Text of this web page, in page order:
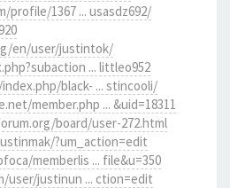
1367 ... usasdz692/
en/user/justintok/
... littleo952
black- ... stincooli/
member.php ... &uid=18311
board/user-272.html
?um_action=edit
memberlis ... file&u=350
justinun ... ction=edit